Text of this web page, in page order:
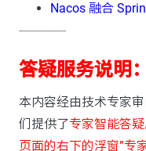
Nacos 融合
---------------
答疑服务说明：
本内容经由技术专家
们提供了专家智能答
页面的右下的浮窗”专